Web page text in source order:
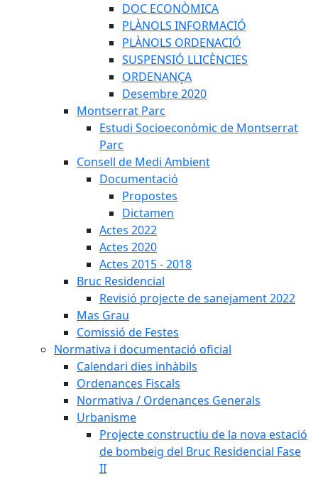
DOC ECONÒMICA
PLÀNOLS INFORMACIÓ
PLÀNOLS ORDENACIÓ
SUSPENSIÓ LLICÈNCIES
ORDENANÇA
Desembre 2020
Montserrat Parc
Estudi Socioeconòmic de Montserrat
Parc
Consell de Medi Ambient
Documentació
Propostes
Dictamen
Actes 2022
Actes 2020
Actes 2015 - 2018
Bruc Residencial
Revisió projecte de sanejament 2022
Mas Grau
Comissió de Festes
Normativa i documentació oficial
Calendari dies inhàbils
Ordenances Fiscals
Normativa / Ordenances Generals
Urbanisme
Projecte constructiu de la nova estació
de bombeig del Bruc Residencial Fase
II